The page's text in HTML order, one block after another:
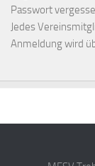
Passwort
Jedes
Anmeldung wird